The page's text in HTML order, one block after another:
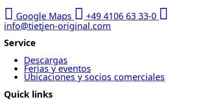
Google Maps
+49 4106 63 33-0
info@tietjen-original.com
Service
Descargas
Ferias y eventos
Ubicaciones y socios comerciales
Quick links